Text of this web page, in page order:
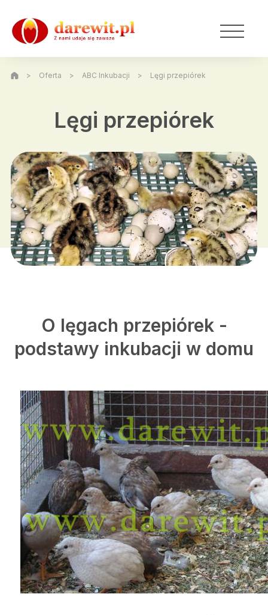
> Oferta > ABC Inkubacji > Lęgi przepiórek
Lęgi przepiórek
O lęgach przepiórek -
podstawy inkubacji w domu